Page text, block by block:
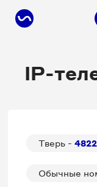
IP-
Тверь - 4822
Обычные